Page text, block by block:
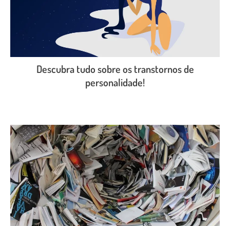
Descubra tudo sobre os transtornos de
personalidade!